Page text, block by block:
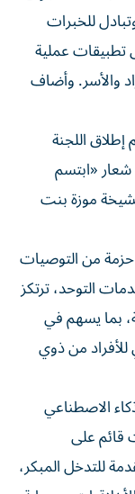
للخبرات
تطبيقات عملية
والأسر. وأضاف
إطلاق اللجنة
شعار «ابتسم
موزة بنت
من التوصيات
التوحد، ترتكز
بما يسهم في
من ذوي
الاصطناعي
قائم على
للتدخل المبكر،